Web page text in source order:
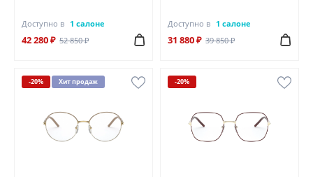
Доступно в 1 салоне
42 280 ₽ 52 850 ₽
Доступно в 1 салоне
31 880 ₽ 39 850 ₽
-20% Хит продаж -20%